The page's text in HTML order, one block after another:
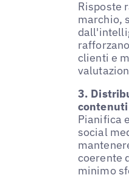
Risposte
marchio,
clienti e
3.
contenuti
Pianifica
social
coerente
minimo